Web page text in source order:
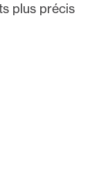
plus précis